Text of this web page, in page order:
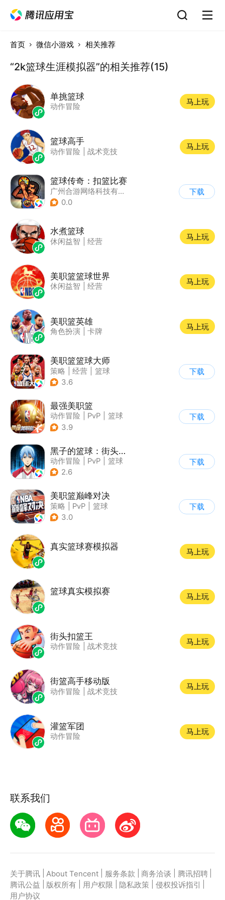
首页 微信小游戏 相关推荐
“2k篮球生涯模拟器”的相关推荐(15)
单挑篮球
动作冒险
马上玩
篮球高手
动作冒险 战术竞技
马上玩
篮球传奇：扣篮比赛
广州合游网络科技有限公司
0.0
下载
水煮篮球
休闲益智 经营
马上玩
美职篮篮球世界
休闲益智 经营
马上玩
美职篮英雄
角色扮演 卡牌
马上玩
美职篮篮球大师
策略 经营
篮球
| 写实
3.6
下载
最强美职篮
动作冒险 PvP
篮球
| 写实
3.9
下载
黑子的篮球：街头对决
动作冒险 PvP
篮球
| 3v3
2.6
下载
美职篮巅峰对决
策略 PvP
篮球
| 端游移植
3.0
下载
真实篮球赛模拟器
马上玩
篮球真实模拟赛
马上玩
街头扣篮王
动作冒险 战术竞技
马上玩
街篮高手移动版
动作冒险 战术竞技
马上玩
灌篮军团
动作冒险
马上玩
联系我们
关于腾讯 About Tencent 服务条款 商务洽谈 腾讯招聘
腾讯公益
版权所有 用户权限 隐私政策 侵权投诉指引
用户协议